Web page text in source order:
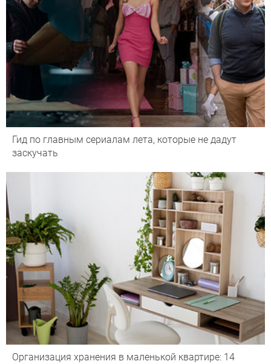
Гид по главным сериалам лета, которые не дадут
заскучать
Организация хранения в маленькой квартире: 14